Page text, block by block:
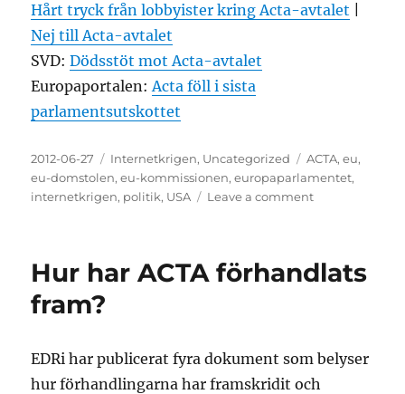
Hårt tryck från lobbyister kring Acta-avtalet
Nej till Acta-avtalet
SVD:Dödsstöt mot Acta-avtalet
Europaportalen:Acta föll i sista
parlamentsutskottet
Posted
on
2012-06-27 Categories
Internetkrigen, Uncategorized Tags
ACTA,eu,
eu-domstolen,eu-kommissionen,europaparlamentet,
internetkrigen, politik, USA Leave a commenton
i
Hur har ACTA förhandlats
fram?
EDRi har publicerat fyra dokument som belyser
hur förhandlingarna har framskridit och